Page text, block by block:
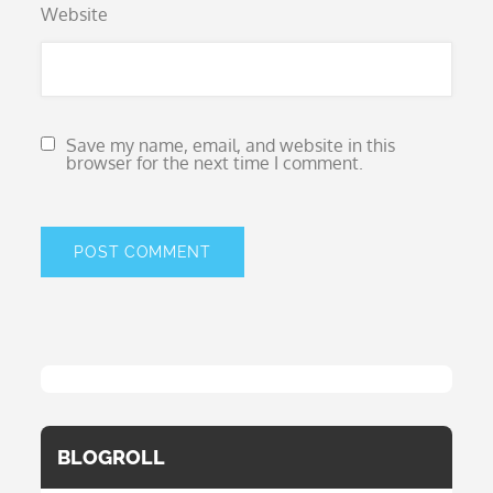
Website
Save my name, email, and website in this
browser for the next time I comment.
BLOGROLL